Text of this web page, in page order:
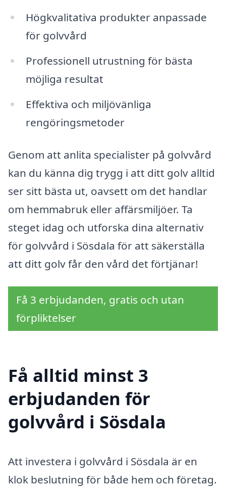
Högkvalitativa produkter anpassade
för golvvård
Professionell utrustning för bästa
möjliga resultat
Effektiva och miljövänliga
rengöringsmetoder
Genom att anlita specialister på golvvård
kan du känna dig trygg i att ditt golv alltid
ser sitt bästa ut, oavsett om det handlar
om hemmabruk eller affärsmiljöer. Ta
steget idag och utforska dina alternativ
för golvvård i Sösdala för att säkerställa
att ditt golv får den vård det förtjänar!
Få 3 erbjudanden, gratis och utan
förpliktelser
Få alltid minst 3
erbjudanden för
golvvård i Sösdala
Att investera i golvvård i Sösdala är en
klok beslutning för både hem och företag.